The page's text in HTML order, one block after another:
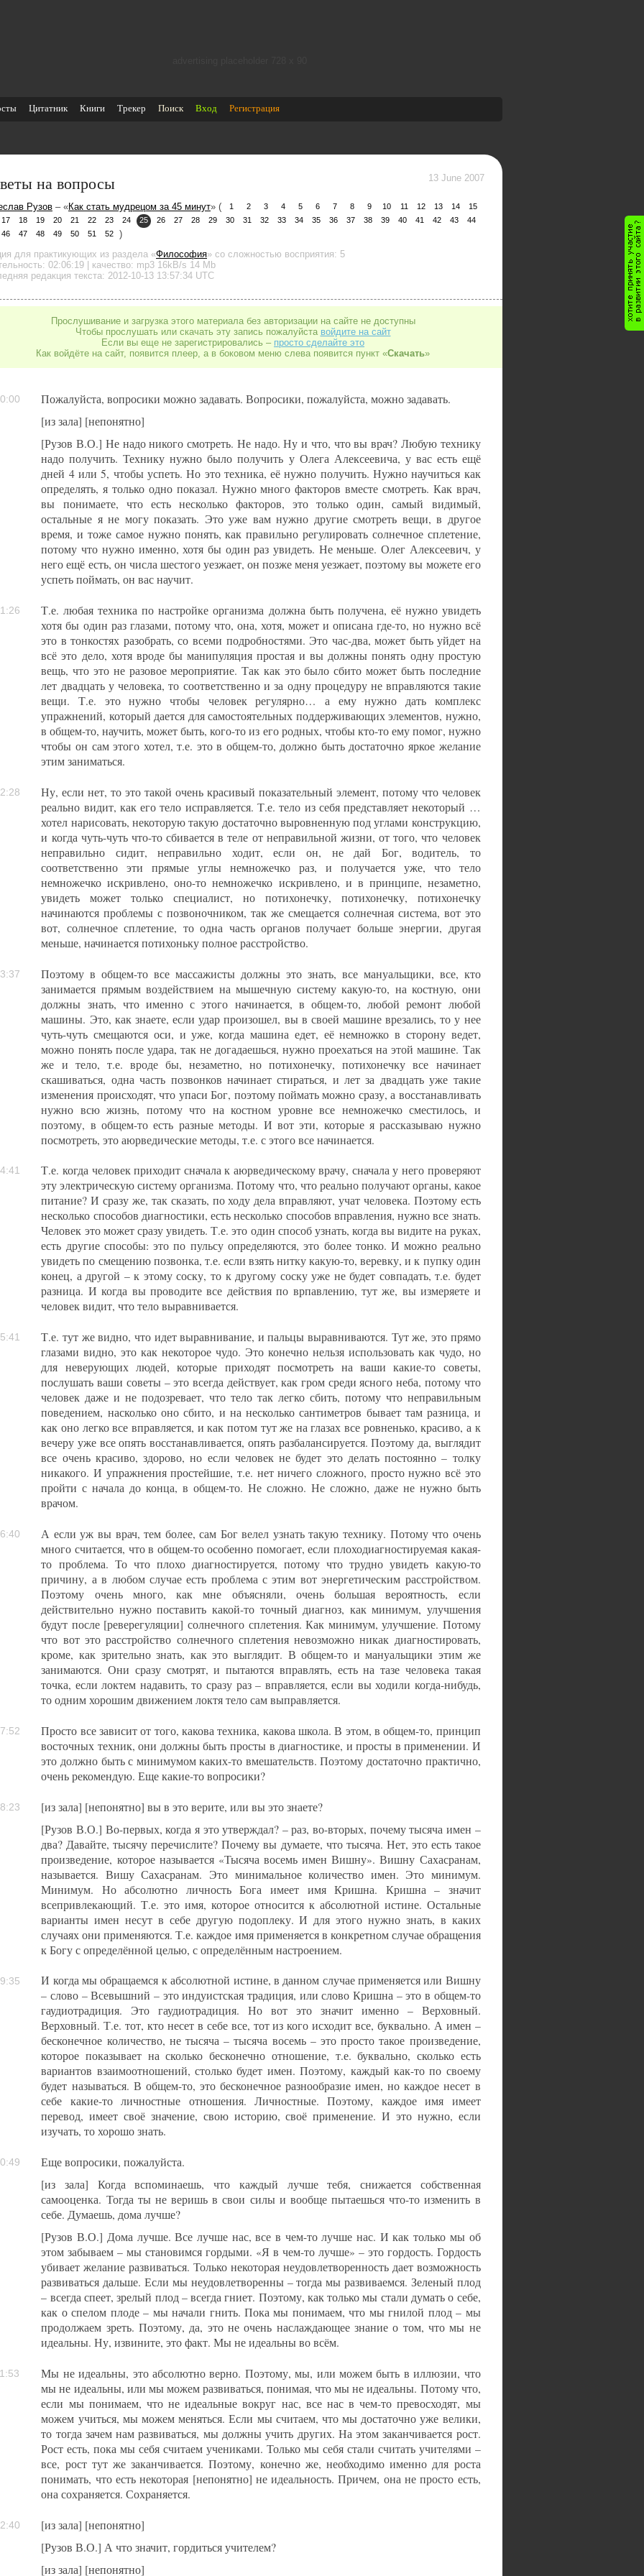
Цитатник Книги Трекер Поиск Вход Регистрация
на вопросы 13 June 2007
Рузов – «Как стать мудрецом за 45 минут» ( 1 2 3 4 5 6 7 8 9 10 11 12 13 14
15
17
18 19 20 21 22 23 24 25 26 27 28 29 30 31 32 33 34 35 36 37 38 39 40 41 42 43
44
46
47 48 49 50 51 52
)
для практикующих из раздела «Философия» со сложностью восприятия: 5
02:06:19 | качество: mp3 16kB/s 14 Mb
редакция текста: 2012-10-13 13:57:34 UTC
Прослушивание и загрузка этого материала без авторизации на сайте не доступны
Чтобы прослушать или скачать эту запись пожалуйста войдите на сайт
Если вы еще не зарегистрировались – просто сделайте это
Как войдёте на сайт, появится плеер, а в боковом меню слева появится пункт «Скачать»
Пожалуйста, вопросики можно задавать. Вопросики, пожалуйста, можно задавать.
[из зала] [непонятно]
[Рузов В.О.] Не надо никого смотреть. Не надо. Ну и что, что вы врач? Любую технику
надо получить. Технику нужно было получить у Олега Алексеевича, у вас есть ещё
дней 4 или 5, чтобы успеть. Но это техника, её нужно получить. Нужно научиться как
определять, я только одно показал. Нужно много факторов вместе смотреть. Как врач,
вы понимаете, что есть несколько факторов, это только один, самый видимый,
остальные я не могу показать. Это уже вам нужно другие смотреть вещи, в другое
время, и тоже самое нужно понять, как правильно регулировать солнечное сплетение,
потому что нужно именно, хотя бы один раз увидеть. Не меньше. Олег Алексеевич, у
него ещё есть, он числа шестого уезжает, он позже меня уезжает, поэтому вы можете его
успеть поймать, он вас научит.
Т.е. любая техника по настройке организма должна быть получена, её нужно увидеть
хотя бы один раз глазами, потому что, она, хотя, может и описана где-то, но нужно всё
это в тонкостях разобрать, со всеми подробностями. Это час-два, может быть уйдет на
всё это дело, хотя вроде бы манипуляция простая и вы должны понять одну простую
вещь, что это не разовое мероприятие. Так как это было сбито может быть последние
лет двадцать у человека, то соответственно и за одну процедуру не вправляются такие
вещи. Т.е. это нужно чтобы человек регулярно… а ему нужно дать комплекс
упражнений, который дается для самостоятельных поддерживающих элементов, нужно,
в общем-то, научить, может быть, кого-то из его родных, чтобы кто-то ему помог, нужно
чтобы он сам этого хотел, т.е. это в общем-то, должно быть достаточно яркое желание
этим заниматься.
Ну, если нет, то это такой очень красивый показательный элемент, потому что человек
реально видит, как его тело исправляется. Т.е. тело из себя представляет некоторый …
хотел нарисовать, некоторую такую достаточно выровненную под углами конструкцию,
и когда чуть-чуть что-то сбивается в теле от неправильной жизни, от того, что человек
неправильно сидит, неправильно ходит, если он, не дай Бог, водитель, то
соответственно эти прямые углы немножечко раз, и получается уже, что тело
немножечко искривлено, оно-то немножечко искривлено, и в принципе, незаметно,
увидеть может только специалист, но потихонечку, потихонечку, потихонечку
начинаются проблемы с позвоночником, так же смещается солнечная система, вот это
вот, солнечное сплетение, то одна часть органов получает больше энергии, другая
меньше, начинается потихоньку полное расстройство.
Поэтому в общем-то все массажисты должны это знать, все мануальщики, все, кто
занимается прямым воздействием на мышечную систему какую-то, на костную, они
должны знать, что именно с этого начинается, в общем-то, любой ремонт любой
машины. Это, как знаете, если удар произошел, вы в своей машине врезались, то у нее
чуть-чуть смещаются оси, и уже, когда машина едет, её немножко в сторону ведет,
можно понять после удара, так не догадаешься, нужно проехаться на этой машине. Так
же и тело, т.е. вроде бы, незаметно, но потихонечку, потихонечку все начинает
скашиваться, одна часть позвонков начинает стираться, и лет за двадцать уже такие
изменения происходят, что упаси Бог, поэтому поймать можно сразу, а восстанавливать
нужно всю жизнь, потому что на костном уровне все немножечко сместилось, и
поэтому, в общем-то есть разные методы. И вот эти, которые я рассказываю нужно
посмотреть, это аюрведические методы, т.е. с этого все начинается.
Т.е. когда человек приходит сначала к аюрведическому врачу, сначала у него проверяют
эту электрическую систему организма. Потому что, что реально получают органы, какое
питание? И сразу же, так сказать, по ходу дела вправляют, учат человека. Поэтому есть
несколько способов диагностики, есть несколько способов вправления, нужно все знать.
Человек это может сразу увидеть. Т.е. это один способ узнать, когда вы видите на руках,
есть другие способы: это по пульсу определяются, это более тонко. И можно реально
увидеть по смещению позвонка, т.е. если взять нитку какую-то, веревку, и к пупку один
конец, а другой – к этому соску, то к другому соску уже не будет совпадать, т.е. будет
разница. И когда вы проводите все действия по врпавлению, тут же, вы измеряете и
человек видит, что тело выравнивается.
Т.е. тут же видно, что идет выравнивание, и пальцы выравниваются. Тут же, это прямо
глазами видно, это как некоторое чудо. Это конечно нельзя использовать как чудо, но
для неверующих людей, которые приходят посмотреть на ваши какие-то советы,
послушать ваши советы – это всегда действует, как гром среди ясного неба, потому что
человек даже и не подозревает, что тело так легко сбить, потому что неправильным
поведением, насколько оно сбито, и на несколько сантиметров бывает там разница, и
как оно легко все вправляется, и как потом тут же на глазах все ровненько, красиво, а к
вечеру уже все опять восстанавливается, опять разбалансируется. Поэтому да, выглядит
все очень красиво, здорово, но если человек не будет это делать постоянно – толку
никакого. И упражнения простейшие, т.е. нет ничего сложного, просто нужно всё это
пройти с начала до конца, в общем-то. Не сложно. Не сложно, даже не нужно быть
врачом.
А если уж вы врач, тем более, сам Бог велел узнать такую технику. Потому что очень
много считается, что в общем-то особенно помогает, если плоходиагностируемая какая-
то проблема. То что плохо диагностируется, потому что трудно увидеть какую-то
причину, а в любом случае есть проблема с этим вот энергетическим расстройством.
Поэтому очень много, как мне объясняли, очень большая вероятность, если
действительно нужно поставить какой-то точный диагноз, как минимум, улучшения
будут после [реверегуляции] солнечного сплетения. Как минимум, улучшение. Потому
что вот это расстройство солнечного сплетения невозможно никак диагностировать,
кроме, как зрительно знать, как это выглядит. В общем-то и мануальщики этим же
занимаются. Они сразу смотрят, и пытаются вправлять, есть на тазе человека такая
точка, если локтем надавить, то сразу раз – вправляется, если вы ходили когда-нибудь,
то одним хорошим движением локтя тело сам выправляется.
Просто все зависит от того, какова техника, какова школа. В этом, в общем-то, принцип
восточных техник, они должны быть просты в диагностике, и просты в применении. И
это должно быть с минимумом каких-то вмешательств. Поэтому достаточно практично,
очень рекомендую. Еще какие-то вопросики?
[из зала] [непонятно] вы в это верите, или вы это знаете?
[Рузов В.О.] Во-первых, когда я это утверждал? – раз, во-вторых, почему тысяча имен –
два? Давайте, тысячу перечислите? Почему вы думаете, что тысяча. Нет, это есть такое
произведение, которое называется «Тысяча восемь имен Вишну». Вишну Сахасранам,
называется. Вишу Сахасранам. Это минимальное количество имен. Это минимум.
Минимум. Но абсолютно личность Бога имеет имя Кришна. Кришна – значит
всепривлекающий. Т.е. это имя, которое относится к абсолютной истине. Остальные
варианты имен несут в себе другую подоплеку. И для этого нужно знать, в каких
случаях они применяются. Т.е. каждое имя применяется в конкретном случае обращения
к Богу с определённой целью, с определённым настроением.
И когда мы обращаемся к абсолютной истине, в данном случае применяется или Вишну
– слово – Всевышний – это индуистская традиция, или слово Кришна – это в общем-то
гаудиотрадиция. Это гаудиотрадиция. Но вот это значит именно – Верховный.
Верховный. Т.е. тот, кто несет в себе все, тот из кого исходит все, буквально. А имен –
бесконечное количество, не тысяча – тысяча восемь – это просто такое произведение,
которое показывает на сколько бесконечно отношение, т.е. буквально, сколько есть
вариантов взаимоотношений, столько будет имен. Поэтому, каждый как-то по своему
будет называться. В общем-то, это бесконечное разнообразие имен, но каждое несет в
себе какие-то личностные отношения. Личностные. Поэтому, каждое имя имеет
перевод, имеет своё значение, свою историю, своё применение. И это нужно, если
изучать, то хорошо знать.
Еще вопросики, пожалуйста.
[из зала] Когда вспоминаешь, что каждый лучше тебя, снижается собственная
самооценка. Тогда ты не веришь в свои силы и вообще пытаешься что-то изменить в
себе. Думаешь, дома лучше?
[Рузов В.О.] Дома лучше. Все лучше нас, все в чем-то лучше нас. И как только мы об
этом забываем – мы становимся гордыми. «Я в чем-то лучше» – это гордость. Гордость
убивает желание развиваться. Только некоторая неудовлетворенность дает возможность
развиваться дальше. Если мы неудовлетворенны – тогда мы развиваемся. Зеленый плод
– всегда спеет, зрелый плод – всегда гниет. Поэтому, как только мы стали думать о себе,
как о спелом плоде – мы начали гнить. Пока мы понимаем, что мы гнилой плод – мы
продолжаем зреть. Поэтому, да, это не очень наслаждающее знание о том, что мы не
идеальны. Ну, извините, это факт. Мы не идеальны во всём.
Мы не идеальны, это абсолютно верно. Поэтому, мы, или можем быть в иллюзии, что
мы не идеальны, или мы можем развиваться, понимая, что мы не идеальны. Потому что,
если мы понимаем, что не идеальные вокруг нас, все нас в чем-то превосходят, мы
можем учиться, мы можем меняться. Если мы считаем, что мы достаточно уже велики,
то тогда зачем нам развиваться, мы должны учить других. На этом заканчивается рост.
Рост есть, пока мы себя считаем учениками. Только мы себя стали считать учителями –
все, рост тут же заканчивается. Поэтому, конечно же, необходимо именно для роста
понимать, что есть некоторая [непонятно] не идеальность. Причем, она не просто есть,
она сохраняется. Сохраняется.
[из зала] [непонятно]
[Рузов В.О.] А что значит, гордиться учителем?
[из зала] [непонятно]